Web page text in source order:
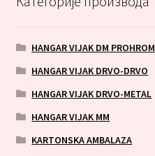
HANGAR VIJAK DM PROHROM
HANGAR VIJAK DRVO-DRVO
HANGAR VIJAK DRVO-METAL
HANGAR VIJAK MM
KARTONSKA AMBALAZA